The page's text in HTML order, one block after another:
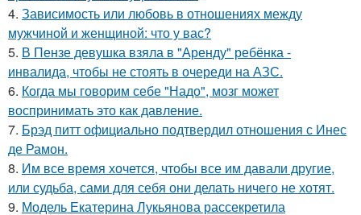
4. Зависимость или любовь в отношениях между
мужчиной и женщиной: что у вас?
5. В Пензе девушка взяла в "Аренду" ребёнка -
инвалида, чтобы не стоять в очереди на АЗС.
6. Когда мы говорим себе "Надо", мозг может
воспринимать это как давление.
7. Брэд питт официально подтвердил отношения с Инес
де Рамон.
8. Им все время хочется, чтобы все им давали другие,
или судьба, сами для себя они делать ничего не хотят.
9. Модель Екатерина Лукьянова рассекретила